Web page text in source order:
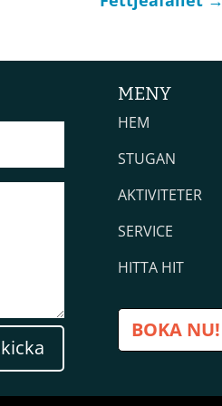
MENY
HEM
STUGAN
AKTIVITETER
SERVICE
HITTA HIT
BOKA NU!